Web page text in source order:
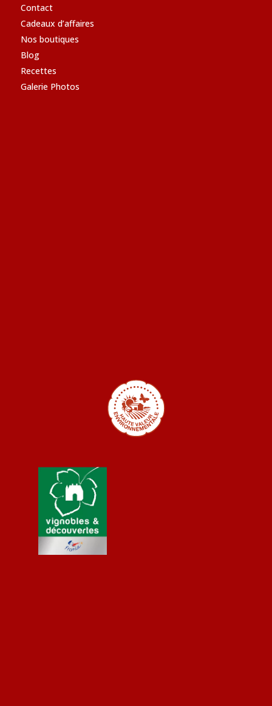
Contact
Cadeaux d’affaires
Nos boutiques
Blog
Recettes
Galerie Photos